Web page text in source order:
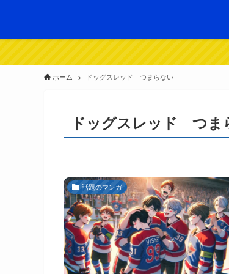
ホーム ドッグスレッド つまらない
ドッグスレッド つま
話題のマンガ